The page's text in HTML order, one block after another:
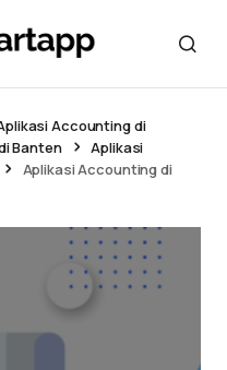
Accounting di
Banten
Aplikasi
Aplikasi Accounting di